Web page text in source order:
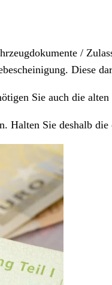
/
Diese
Sie auch die
Halten Sie deshalb